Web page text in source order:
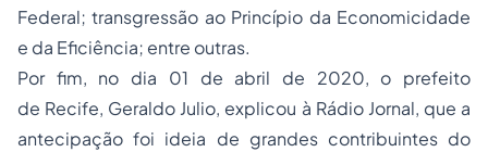
Federal; transgressão ao Princípio da Economicidade
e da Eficiência; entre outras.
Por fim, no dia 01 de abril de 2020, o prefeito
de Recife, Geraldo Julio, explicou à Rádio Jornal, que a
antecipação foi ideia de grandes contribuintes do